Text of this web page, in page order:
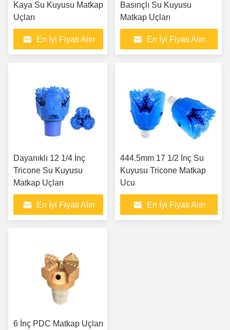
Kaya Su Kuyusu Matkap
Uçları
En İyi Fiyatı Alın
Basınçlı Su Kuyusu
Matkap Uçları
En İyi Fiyatı Alın
Dayanıklı 12 1/4 İnç
Tricone Su Kuyusu
Matkap Uçları
En İyi Fiyatı Alın
444.5mm 17 1/2 İnç Su
Kuyusu Tricone Matkap
Ucu
En İyi Fiyatı Alın
6 İnç PDC Matkap Uçları